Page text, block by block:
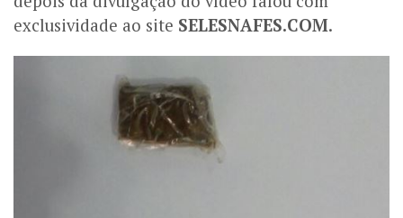
exclusividade ao site SELESNAFES.COM.